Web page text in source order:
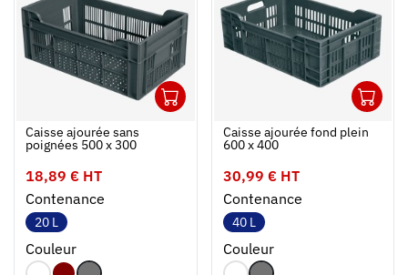
Ajouter au panier
Fermer
Caisse ajourée sans
poignées 500 x 300
18,89 € HT
Contenance
20 L
Couleur
Ouvrir
Caisse ajourée fond plein
600 x 400
30,99 € HT
Contenance
40 L
Couleur